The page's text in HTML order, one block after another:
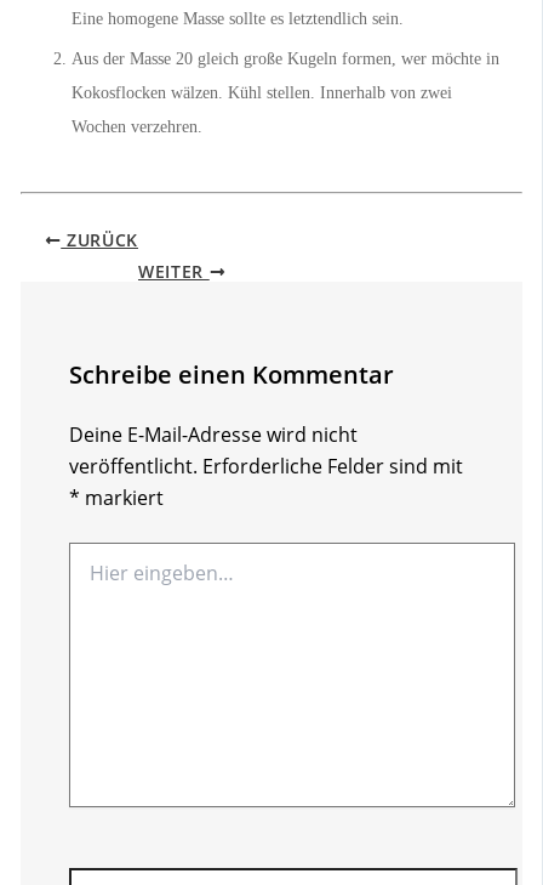
Eine homogene Masse sollte es letztendlich sein.
Aus der Masse 20 gleich große Kugeln formen, wer möchte in
Kokosflocken wälzen. Kühl stellen. Innerhalb von zwei
Wochen verzehren.
ZURÜCK
WEITER
Schreibe einen Kommentar
Deine E-Mail-Adresse wird nicht
veröffentlicht. Erforderliche Felder sind mit
* markiert
eingeben…
Name*